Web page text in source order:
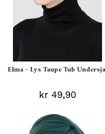
Elma - Lys Taupe Tub
kr 49,90